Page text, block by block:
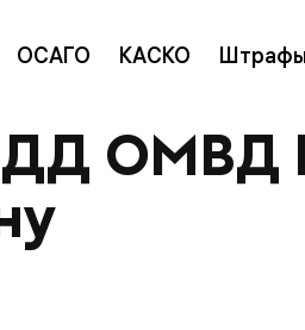
ОСАГО КАСКО
ОМВД